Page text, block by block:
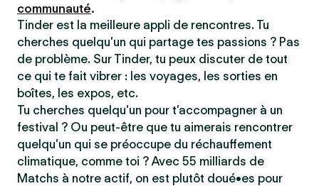
communauté.
Tinder est la meilleure appli de rencontres. Tu
cherches quelqu’un qui partage tes passions ? Pas
de problème. Sur Tinder, tu peux discuter de tout
ce qui te fait vibrer : les voyages, les sorties en
boîtes, les expos, etc.
Tu cherches quelqu’un pour t’accompagner à un
festival ? Ou peut-être que tu aimerais rencontrer
quelqu’un qui se préoccupe du réchauffement
climatique, comme toi ? Avec 55 milliards de
Matchs à notre actif, on est plutôt doué•es pour